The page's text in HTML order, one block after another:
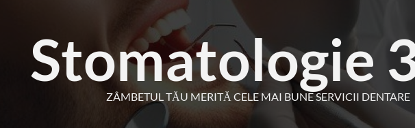
Stomatologie
ZÂMBETUL TĂU MERITĂ CELE MAI BUNE SERVICII DENTARE